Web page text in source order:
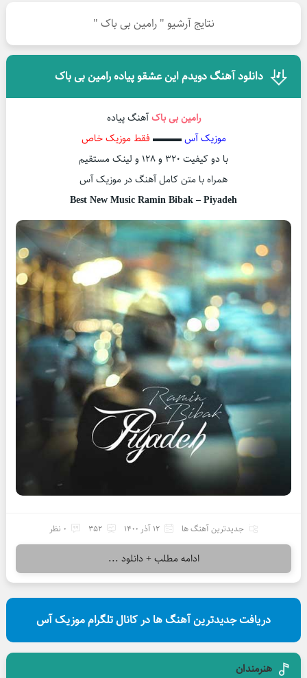
نتایج آرشیو " رامین بی باک "
دانلود آهنگ دویدم این عشقو پیاده رامین بی باک
رامین بی باکآهنگ پیاده
موزیک آس▬▬▬ فقط موزیک خاص
با دو کیفیت ۳۲۰ و ۱۲۸ و لینک مستقیم
همراه با متن کامل آهنگ در موزیک آس
Best New Music Ramin Bibak – Piyadeh
جدیدترین آهنگ ها 12 آذر 1400 352 0 نظر
ادامه مطلب + دانلود ...
دریافت جدیدترین آهنگ ها در کانال تلگرام موزیک آس
هنرمندان